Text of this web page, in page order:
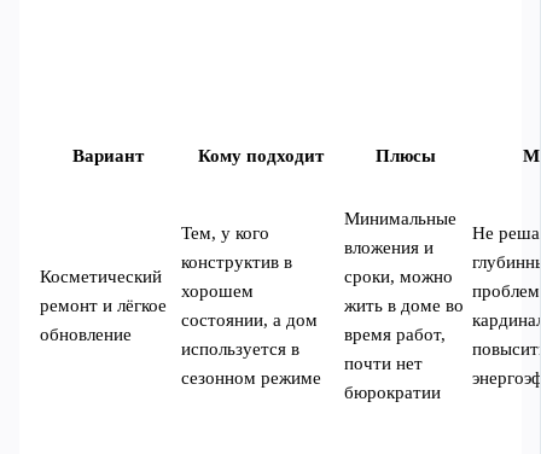
Вариант Кому подходит Плюсы
Косметический
ремонт и лёгкое
обновление
Тем, у кого
конструктив в
хорошем
состоянии, а дом
используется в
сезонном режиме
Минимальные
вложения и
сроки, можно
жить в доме во
время работ,
почти нет
бюрократии
Не